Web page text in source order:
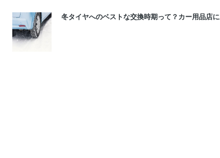
冬タイヤへのベストな交換時期って？カー用品店